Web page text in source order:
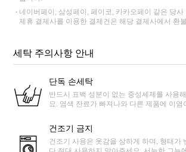
네이버페이, 삼성페이, 페이코, 카카오페이 같은 당사
제휴 결제사를 이용한 결제건은 해당 결제사에서 환
세탁 주의사항 안내
단독 손세탁
반드시 표백 성분이 없는 중성세제를 사용
요. 염색 잔료가 빠져나와 다른 제품에 이염
건조기 금지
건조기 사용은 옷감을 상하게 하며, 형태가